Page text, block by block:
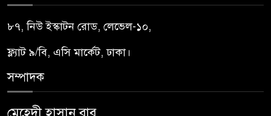
৮৭, নিউ ইস্কাটন রোড, লেভেল-১০,
ফ্ল্যাট ৯/বি, এসি মার্কেট, ঢাকা।
সম্পাদক
মেহেদী হাসান বাবু